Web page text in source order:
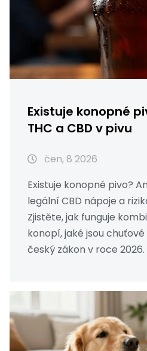
Existuje konopné
THC a CBD v pivu
čen, 8 2026
Existuje konopné pivo?
legální CBD nápoje a
Zjistěte, jak funguje
konopí, jaké jsou
český zákon v roce 2026.